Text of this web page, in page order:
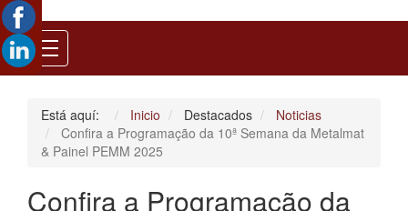
Está aquí: Inicio Destacados
Noticias
Confira a Programação da 10ª Semana da Metalmat
& Painel PEMM 2025
Confira a Programação da